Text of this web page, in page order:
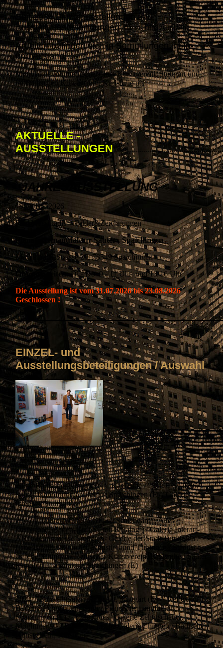
Seit 1984 Einzelausstellungen und
Ausstellungsbeteiligungen imIn- und Ausland.
Arbeiten befinden sich in Sammlungen im In-
und Ausland...
Mitglied im Württembergischen Kunstverein, Stuttgart und
im Badischen Kunstverein, Karlsruhe u.a.
AKTUELLE -
AUSSTELLUNGEN
JAHRESAUSSTELLUNG
"SOULS"2026
Paul Wassiliadis - Bilder&Zeichnungen
Pianofortemanufaktur Sauter , Spaichingen
Max-Planck-Strasse 20, 78549 Spaichingen
Öffnungszeiten:Di - Do 9 - 11 Uhr und 13-16 Uhr
Die Ausstellung ist vom 31.07.2026 bis 23.08.2026
Geschlossen !
EINZEL- und
Ausstellungsbeteiligungen / Auswahl
2026 Badischer Kunstverein, Karlsruhe / "SOULS"2026,
Sauter Pianofortemanufaktur, Spaichingen (E) / Galerie
InterArt, Stuttgart
2025 70Jahre Jubiläum GFjK "Scateboard", Altes
Dampfbad, Baden-Baden ( mit Katalog ) / Galerie Interart-
ARTe Kunstmesse Stuttgart / Galerie der Stadt Tuttlingen /
Lebens.Mittel-Mail Art, Künstlerbund Tübingen / Städtische
Galerie, Ehingen / Badischer Kunstverein, Karlsruhe / Sauter
Pianofortemanufaktur, Spaichingen (E)
2024 "Bunt..." Galerie InterArt, Stuttgart (E) / "Reflexion"
Bilder-Zeichnungen, Sauter Pianofortemanufaktur,
Spaichingen (E) / "Celebrities" Galerie Zehntscheuer,
Möglingen / "ZE:IT" Städtische Galerie Ehingen / Badischer
Kunstverein, Karslruhe